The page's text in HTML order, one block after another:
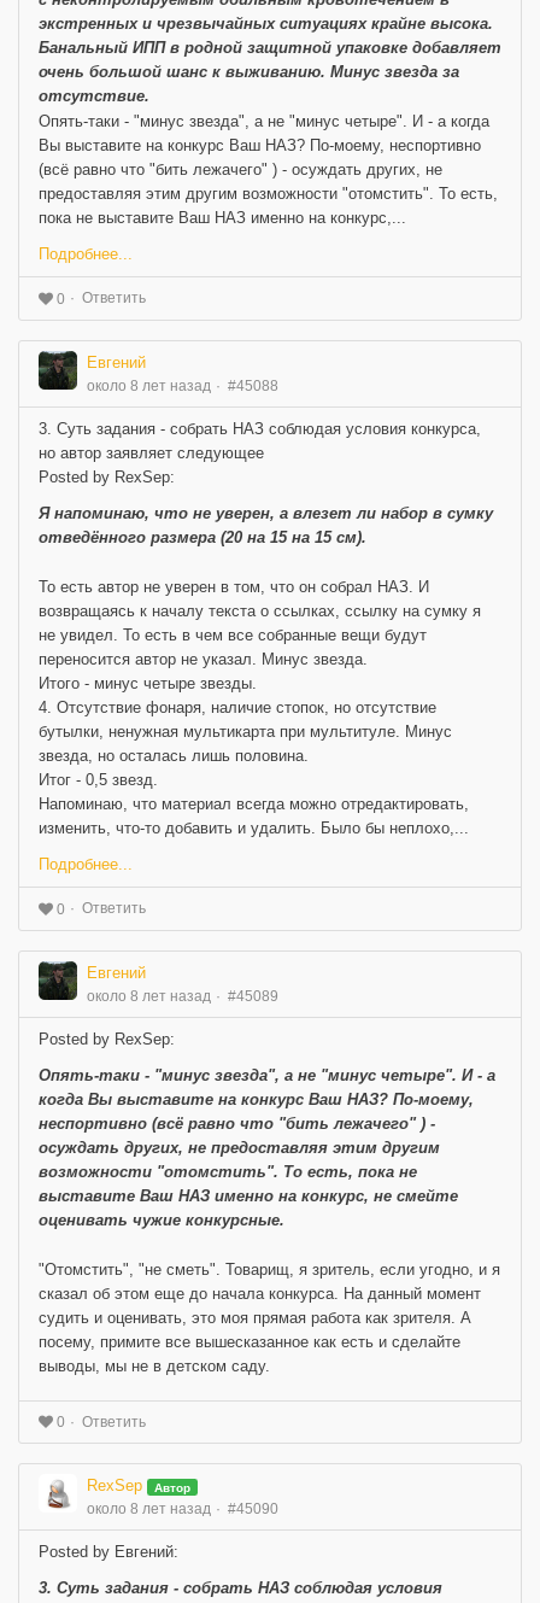
экстренных и чрезвычайных ситуациях крайне высока.
Банальный ИПП в родной защитной упаковке добавляет
очень большой шанс к выживанию. Минус звезда за
отсутствие.
Опять-таки - "минус звезда", а не "минус четыре". И - а когда
Вы выставите на конкурс Ваш НАЗ? По-моему, неспортивно
(всё равно что "бить лежачего" ) - осуждать других, не
предоставляя этим другим возможности "отомстить". То есть,
пока не выставите Ваш НАЗ именно на конкурс,...
Подробнее...
0 Ответить
Евгений
около 8 лет назад #45088
3. Суть задания - собрать НАЗ соблюдая условия конкурса,
но автор заявляет следующее
Posted by RexSep:
Я напоминаю, что не уверен, а влезет ли набор в сумку
отведённого размера (20 на 15 на 15 см).
То есть автор не уверен в том, что он собрал НАЗ. И
возвращаясь к началу текста о ссылках, ссылку на сумку я
не увидел. То есть в чем все собранные вещи будут
переносится автор не указал. Минус звезда.
Итого - минус четыре звезды.
4. Отсутствие фонаря, наличие стопок, но отсутствие
бутылки, ненужная мультикарта при мультитуле. Минус
звезда, но осталась лишь половина.
Итог - 0,5 звезд.
Напоминаю, что материал всегда можно отредактировать,
изменить, что-то добавить и удалить. Было бы неплохо,...
Подробнее...
0 Ответить
Евгений
около 8 лет назад #45089
Posted by RexSep:
Опять-таки - "минус звезда", а не "минус четыре". И - а
когда Вы выставите на конкурс Ваш НАЗ? По-моему,
неспортивно (всё равно что "бить лежачего" ) -
осуждать других, не предоставляя этим другим
возможности "отомстить". То есть, пока не
выставите Ваш НАЗ именно на конкурс, не смейте
оценивать чужие конкурсные.
"Отомстить", "не сметь". Товарищ, я зритель, если угодно, и я
сказал об этом еще до начала конкурса. На данный момент
судить и оценивать, это моя прямая работа как зрителя. А
посему, примите все вышесказанное как есть и сделайте
выводы, мы не в детском саду.
0 Ответить
RexSep Автор
около 8 лет назад #45090
Posted by Евгений:
3. Суть задания - собрать НАЗ соблюдая условия